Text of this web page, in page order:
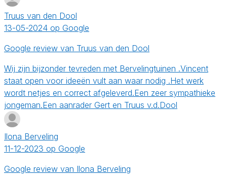
Truus van den Dool
13-05-2024 op Google
Google review van Truus van den Dool
Wij zijn bijzonder tevreden met Bervelingtuinen .Vincent
staat open voor ideeën vult aan waar nodig .Het werk
wordt netjes en correct afgeleverd.Een zeer sympathieke
jongeman.Een aanrader Gert en Truus v.d.Dool
Ilona Berveling
11-12-2023 op Google
Google review van Ilona Berveling